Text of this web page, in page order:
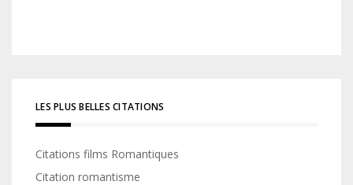
LES PLUS BELLES CITATIONS
Citations films Romantiques
Citation romantisme